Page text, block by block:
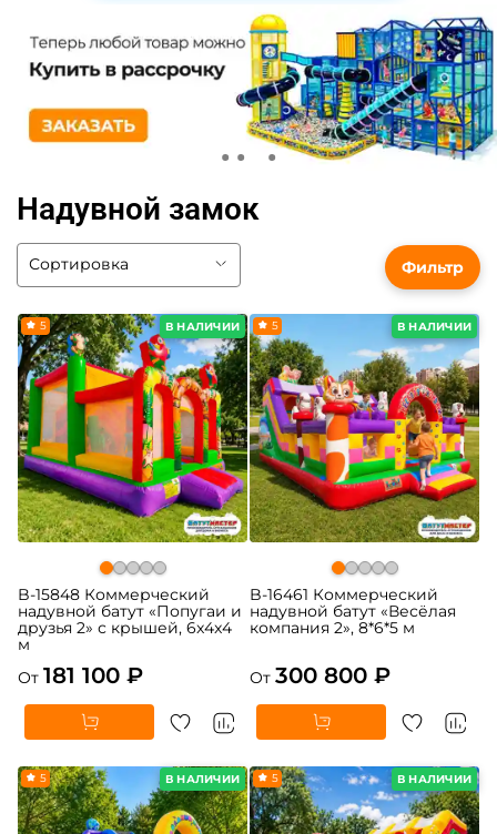
Надувной замок
В НАЛИЧИИ
5
B-15848 Коммерческий
надувной батут «Попугаи и
друзья 2» с крышей, 6x4x4
м
От 181 100 ₽
В НАЛИЧИИ
5
B-16461 Коммерческий
надувной батут «Весёлая
компания 2», 8*6*5 м
От 300 800 ₽
В НАЛИЧИИ
5 В НАЛИЧИИ
5
Фильтр